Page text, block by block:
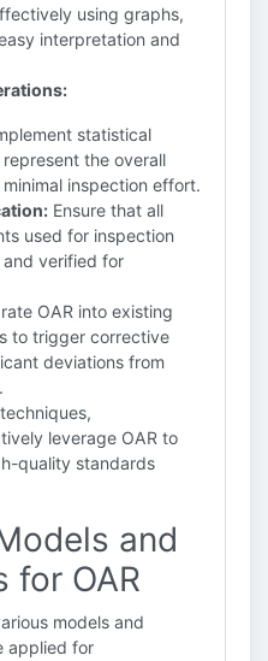
using graphs,
interpretation and
statistical
the overall
inspection effort.
Ensure that all
used for inspection
verified for
OAR into existing
to trigger corrective
deviations from
leverage OAR to
quality standards
and
for OAR
models and
applied for